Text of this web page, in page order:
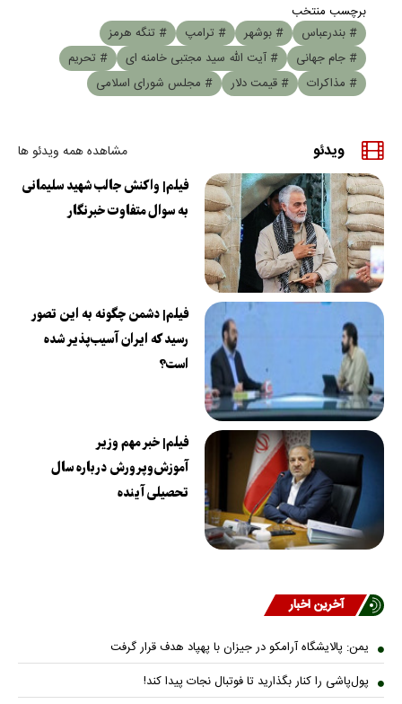
برچسب منتخب
# بندرعباس
# بوشهر # ترامپ
# تنگه هرمز
# جام جهانی
# آیت الله سید مجتبی خامنه ای
# تحریم
# مذاکرات
# قیمت دلار # مجلس شورای اسلامی
ویدئو مشاهده همه ویدئو ها
فیلم| واکنش جالب شهید سلیمانی
به سوال متفاوت خبرنگار
فیلم| دشمن چگونه به این تصور
رسید که ایران آسیب‌پذیر شده
است؟
فیلم| خبر مهم وزیر
آموزش‌وپرورش درباره سال
تحصیلی آینده
آخرین اخبار
یمن: پالایشگاه آرامکو در جیزان با پهپاد هدف قرار گرفت
پول‌پاشی را کنار بگذارید تا فوتبال نجات پیدا کند!